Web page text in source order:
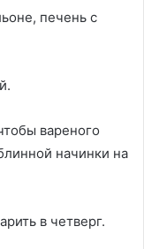
печень с
вареного
начинки на
в четверг.